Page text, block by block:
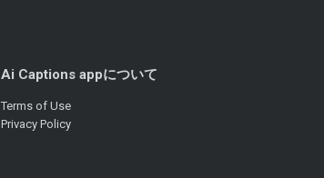
Ai Captions appについて
Terms of Use
Privacy Policy